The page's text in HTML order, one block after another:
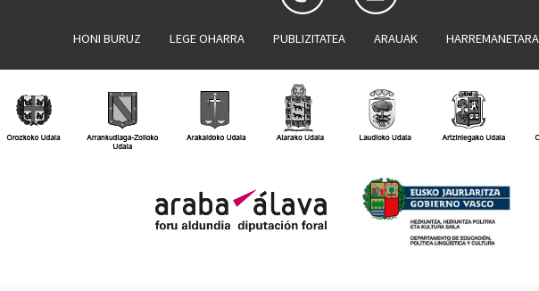
HONI BURUZ LEGE OHARRA PUBLIZITATEA ARAUAK